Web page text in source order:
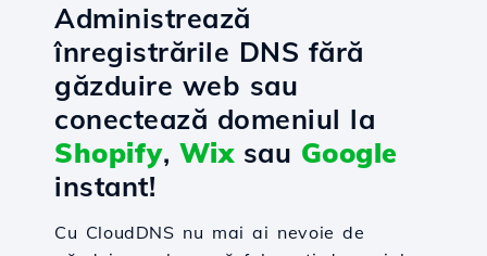
Administrează
înregistrările DNS fără
găzduire web sau
conectează domeniul la
Shopify, Wixsau Google
instant!
Cu CloudDNS nu mai ai nevoie de